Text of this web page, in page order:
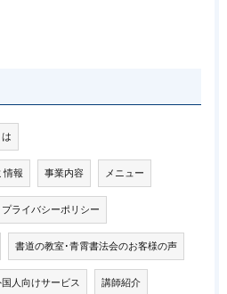
情報 事業内容 メニュー
プライバシーポリシー
書道の教室･青霄書法会のお客様の声
国人向けサービス 講師紹介